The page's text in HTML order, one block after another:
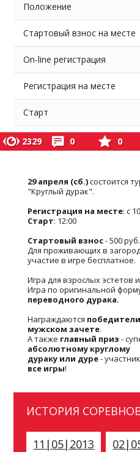
Положение
Стартовый взнос на месте
On-line регистрация
Регистрация на месте
Старт
2329 0 0
29 апреля (сб.)состоится
"Круглый дурак".
Регистрация на месте: с
Старт: 12:00
Стартовый взнос- 500 руб.
Для проживающих в
участие в игре бесплатное.
Игра для взрослых
Игра по оригинальной
переводного дурака.
Награждаются
мужском зачете.
А также главный приз -
абсолютному круглому
дураку или дуре-
все игры!
ИСТОРИЯ
11|05|2013